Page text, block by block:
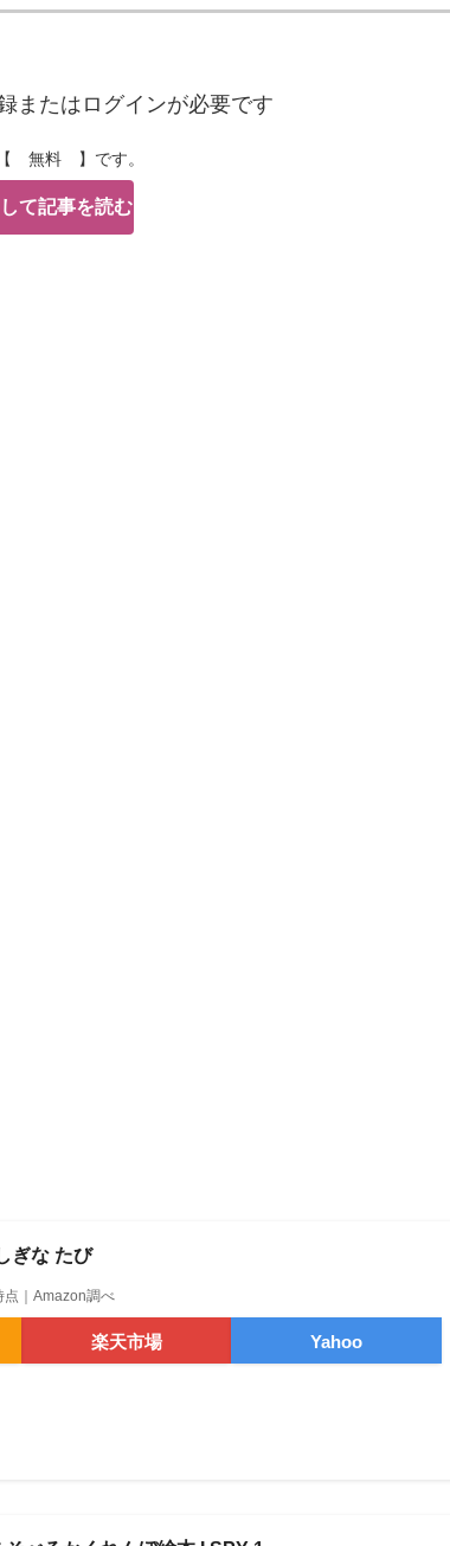
またはログインが必要です
無料 】です。
て記事を読む
ぎな たび
｜Amazon調べ
楽天市場 Yahoo